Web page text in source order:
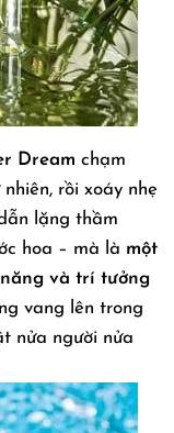
Dream chạm
rồi xoáy nhẹ
lặng thầm
hoa – mà là một
và trí tưởng
vang lên trong
nửa người nửa